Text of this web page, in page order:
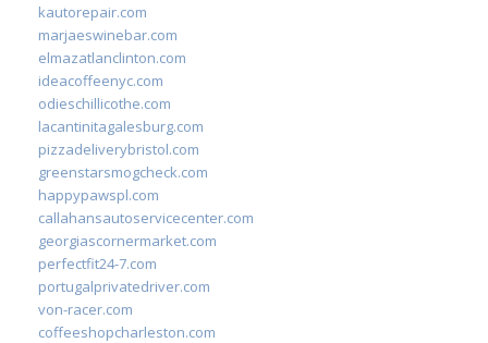
kautorepair.com
marjaeswinebar.com
elmazatlanclinton.com
ideacoffeenyc.com
odieschillicothe.com
lacantinitagalesburg.com
pizzadeliverybristol.com
greenstarsmogcheck.com
happypawspl.com
callahansautoservicecenter.com
georgiascornermarket.com
perfectfit24-7.com
portugalprivatedriver.com
von-racer.com
coffeeshopcharleston.com